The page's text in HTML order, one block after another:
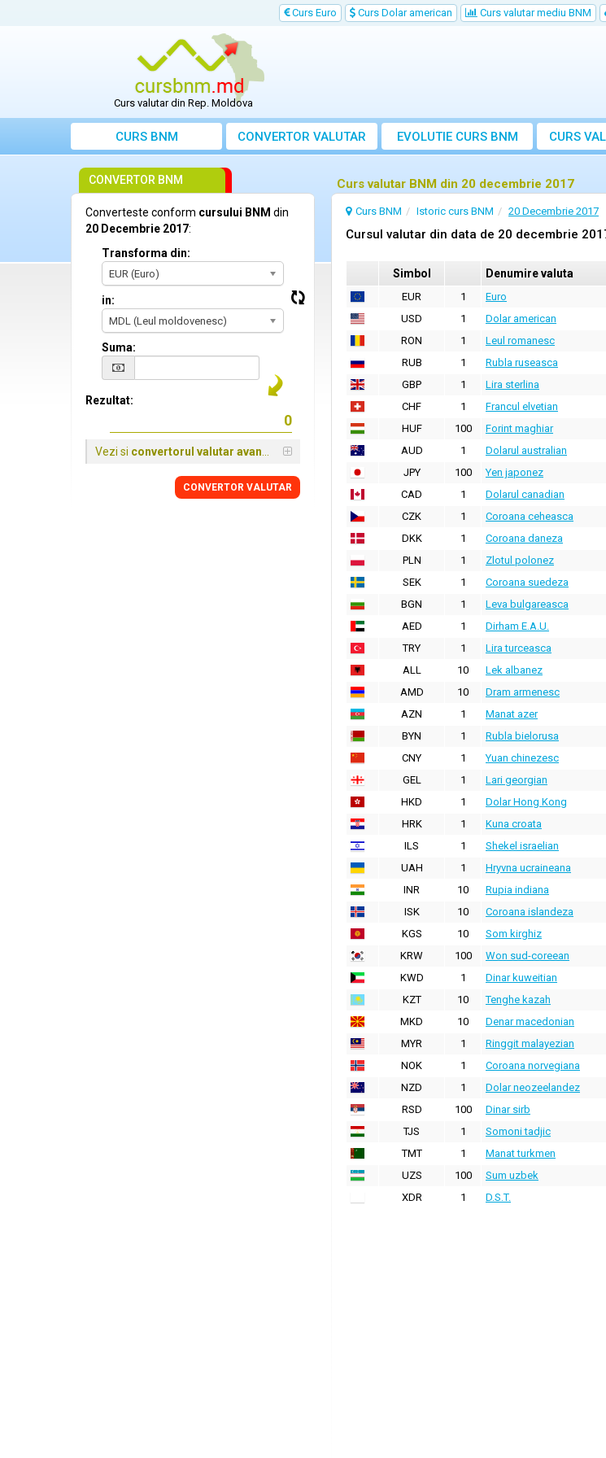
Curs Euro Curs Dolar american Curs valutar mediu BNM
Curs valutar din Rep. Moldova
CURS BNM CONVERTOR VALUTAR EVOLUTIE CURS BNM CURS
Curs valutar BNM din 20 decembrie 2017
Curs BNM Istoric curs BNM 20 Decembrie 2017
Cursul valutar din data de 20 decembrie
Simbol Denumire valuta
EUR 1 Euro
USD
1 Dolar american
RON
1 Leul romanesc
RUB
1 Rubla ruseasca
GBP
1 Lira sterlina
CHF
1 Francul elvetian
HUF
100 Forint maghiar
AUD
1 Dolarul australian
JPY
100 Yen japonez
CAD
1 Dolarul canadian
CZK
1 Coroana ceheasca
DKK
1 Coroana daneza
PLN
1 Zlotul polonez
SEK
1 Coroana suedeza
BGN
1 Leva bulgareasca
AED
1 Dirham E.A.U.
TRY
1 Lira turceasca
ALL
10 Lek albanez
AMD
10 Dram armenesc
AZN
1 Manat azer
BYN
1 Rubla bielorusa
CNY
1 Yuan chinezesc
GEL
1 Lari georgian
HKD
1 Dolar Hong Kong
HRK
1 Kuna croata
ILS
1 Shekel israelian
UAH
1 Hryvna ucraineana
INR
10 Rupia indiana
ISK
10 Coroana islandeza
KGS
10 Som kirghiz
KRW
100 Won sud-coreean
KWD
1 Dinar kuweitian
KZT
10 Tenghe kazah
MKD
10 Denar macedonian
MYR
1 Ringgit malayezian
NOK
1 Coroana norvegiana
NZD
1 Dolar neozeelandez
RSD
100 Dinar sirb
TJS
1 Somoni tadjic
TMT
1 Manat turkmen
UZS
100 Sum uzbek
XDR
1 D.S.T.
CONVERTOR BNM
Converteste conform cursului BNM din
20 Decembrie 2017:
Transforma din:
EUR (Euro)
in:
MDL (Leul moldovenesc)
Suma:
Rezultat:
Vezi si convertorul valutar avansat
CONVERTOR VALUTAR